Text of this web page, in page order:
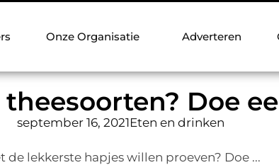
Onze Organisatie Adverteren
Doe
september 16, 2021Eten en drinken
lekkerste hapjes willen proeven? Doe ...